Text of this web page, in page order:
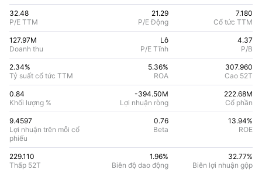
32.48
P/E TTM
21.29
P/E Động
7.180
Cổ tức TTM
127.97M
Doanh thu
Lỗ
P/E Tĩnh
4.37
P/B
2.34%
Tỷ suất cổ tức TTM
5.36%
ROA
307.960
Cao 52T
0.84
Khối lượng %
-394.50M
Lợi nhuận ròng
222.68M
Cổ phần
9.4597
Lợi nhuận trên mỗi cổ
phiếu
0.76
Beta
13.94%
ROE
229.110
Thấp 52T
1.96%
Biên độ dao động
32.77%
Biên lợi nhuận gộp